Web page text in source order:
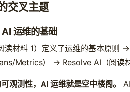
交叉主题
AI 运维的基础
读材料 1）定义了运维的基本原则
Metrics） → Resolve AI（阅读
观测性，AI 运维就是空中楼阁。